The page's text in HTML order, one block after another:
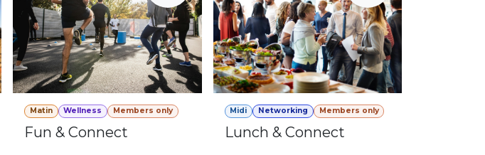
Matin Wellness Members only
Fun & Connect
Midi Networking Members only
Lunch & Connect